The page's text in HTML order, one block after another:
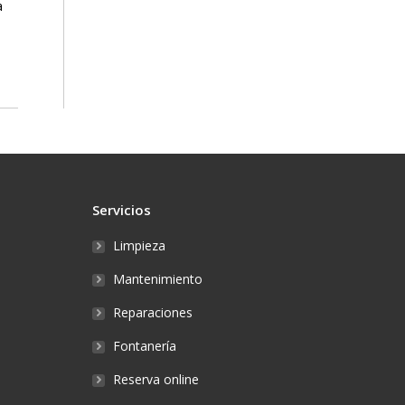
Servicios
Limpieza
Mantenimiento
Reparaciones
Fontanería
Reserva online